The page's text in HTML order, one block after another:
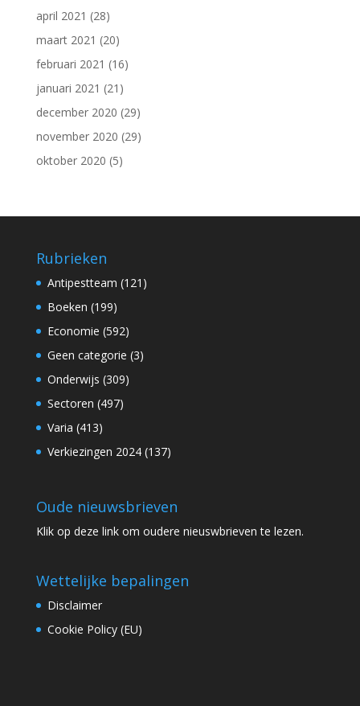
april 2021 (28)
maart 2021 (20)
februari 2021 (16)
januari 2021 (21)
december 2020 (29)
november 2020 (29)
oktober 2020 (5)
Rubrieken
Antipestteam (121)
Boeken (199)
Economie (592)
Geen categorie (3)
Onderwijs (309)
Sectoren (497)
Varia (413)
Verkiezingen 2024(137)
Oude nieuwsbrieven
Klik op deze link om oudere nieuswbrieven te lezen.
Wettelijke bepalingen
Disclaimer
Cookie Policy (EU)